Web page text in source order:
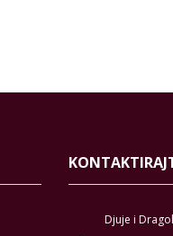
Djuje i